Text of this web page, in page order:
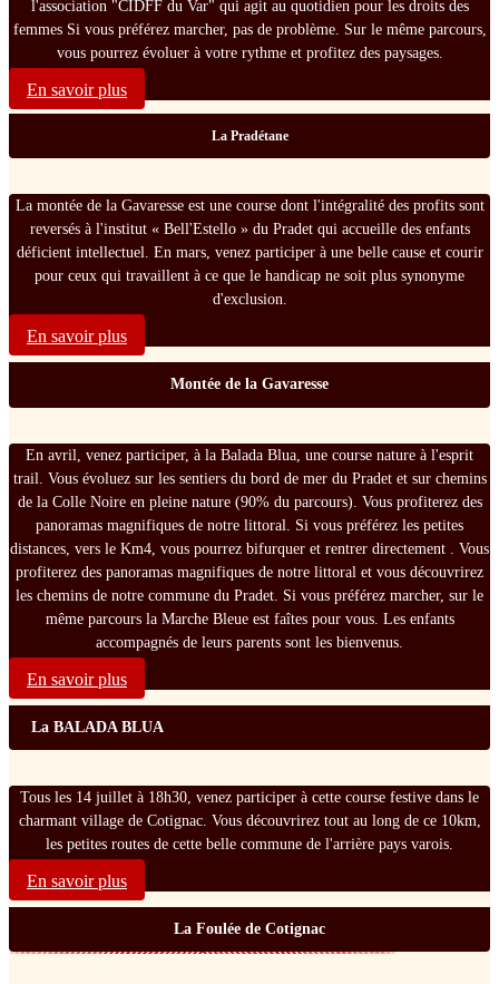
l'association "CIDFF du Var" qui agit au quotidien pour les droits des
femmes Si vous préférez marcher, pas de problème. Sur le même parcours,
vous pourrez évoluer à votre rythme et profitez des paysages.
En savoir plus
La Pradétane
La montée de la Gavaresse est une course dont l'intégralité des profits sont
reversés à l'institut « Bell'Estello » du Pradet qui accueille des enfants
déficient intellectuel. En mars, venez participer à une belle cause et courir
pour ceux qui travaillent à ce que le handicap ne soit plus synonyme
d'exclusion.
En savoir plus
Montée de la Gavaresse
En avril, venez participer, à la Balada Blua, une course nature à l'esprit
trail. Vous évoluez sur les sentiers du bord de mer du Pradet et sur chemins
de la Colle Noire en pleine nature (90% du parcours). Vous profiterez des
panoramas magnifiques de notre littoral. Si vous préférez les petites
distances, vers le Km4, vous pourrez bifurquer et rentrer directement . Vous
profiterez des panoramas magnifiques de notre littoral et vous découvrirez
les chemins de notre commune du Pradet. Si vous préférez marcher, sur le
même parcours la Marche Bleue est faîtes pour vous. Les enfants
accompagnés de leurs parents sont les bienvenus.
En savoir plus
La BALADA BLUA
Tous les 14 juillet à 18h30, venez participer à cette course festive dans le
charmant village de Cotignac. Vous découvrirez tout au long de ce 10km,
les petites routes de cette belle commune de l'arrière pays varois.
En savoir plus
La Foulée de Cotignac